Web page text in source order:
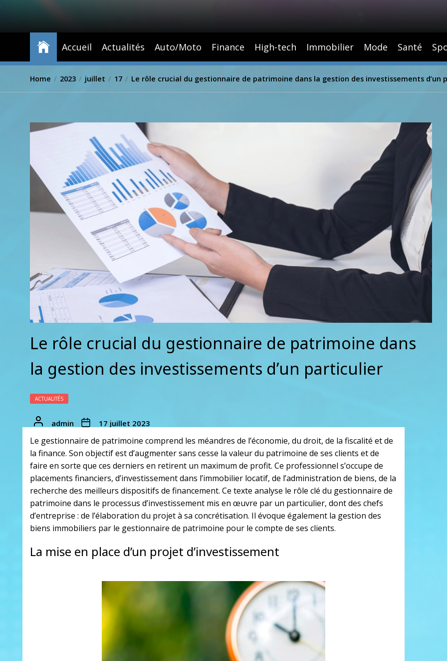
Accueil Actualités Auto/Moto Finance High-tech Immobilier Mode Santé
Home 2023 juillet 17 Le rôle crucial du gestionnaire de patrimoine dans la gestion des investissements d’un
Le rôle crucial du gestionnaire de patrimoine dans
la gestion des investissements d’un particulier
ACTUALITÉS
admin 17 juillet 2023
Le gestionnaire de patrimoine comprend les méandres de l’économie, du droit, de la fiscalité et de
la finance. Son objectif est d’augmenter sans cesse la valeur du patrimoine de ses clients et de
faire en sorte que ces derniers en retirent un maximum de profit. Ce professionnel s’occupe de
placements financiers, d’investissement dans l’immobilier locatif, de l’administration de biens, de la
recherche des meilleurs dispositifs de financement. Ce texte analyse le rôle clé du gestionnaire de
patrimoine dans le processus d’investissement mis en œuvre par un particulier, dont des chefs
d’entreprise : de l’élaboration du projet à sa concrétisation. Il évoque également la gestion des
biens immobiliers par le gestionnaire de patrimoine pour le compte de ses clients.
La mise en place d’un projet d’investissement